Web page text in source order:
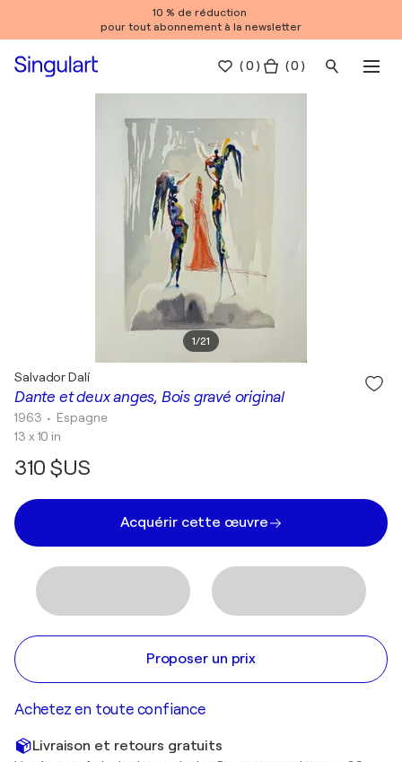
10 % de réduction
pour tout abonnement à la newsletter
(0 ) ( 0 )
1/21
Dante et deux anges, Bois gravé original
Salvador Dalí
1963 • Espagne
13 x 10 in
310 $US
Acquérir cette œuvre
Proposer un prix
Achetez en toute confiance
Livraison et retours gratuits